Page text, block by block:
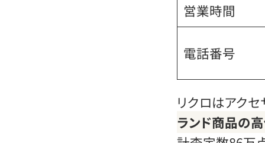
営業時間
電話番号
リクロはアクセ
ランド商品の